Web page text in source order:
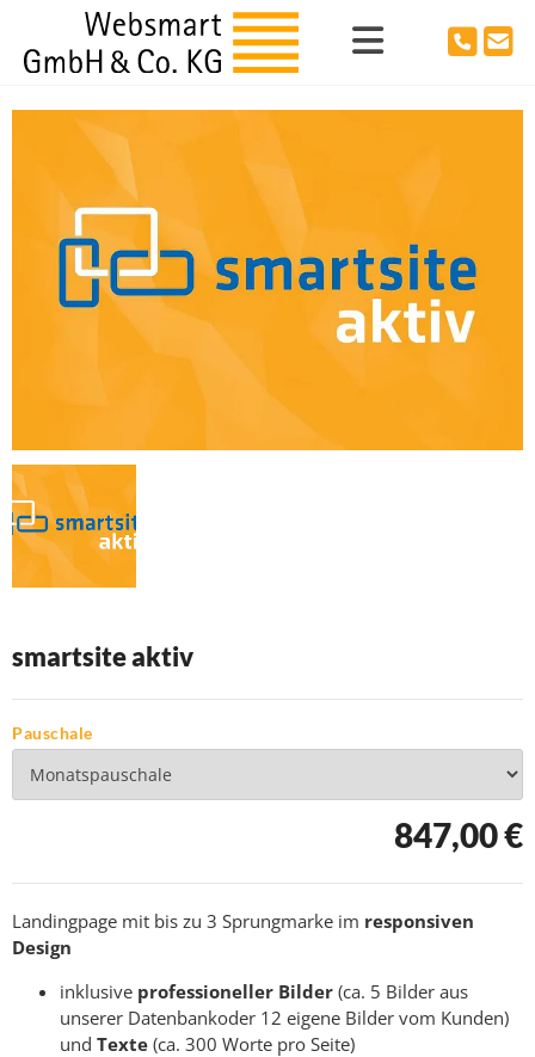
smartsite aktiv
Pauschale
847,00 €
Landingpage mit bis zu 3 Sprungmarke im responsiven
Design
inklusive professioneller Bilder (ca. 5 Bilder aus
unserer Datenbankoder 12 eigene Bilder vom Kunden)
und Texte (ca. 300 Worte pro Seite)